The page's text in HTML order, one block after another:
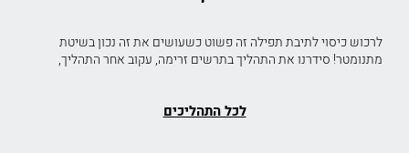
לרכוש כיסוי לתיבת תפילה זה פשוט כשעושים את זה נכון בשיטת
מתנומטר! סידרנו את התהליך בתרשים זרימה, עקוב אחר התהליך,
לכל התהליכים